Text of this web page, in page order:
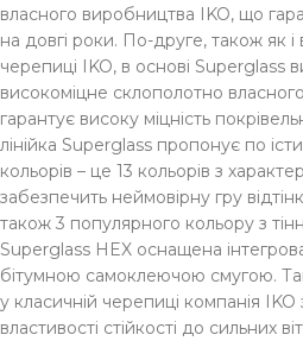
власного виробництва IKO, що
на довгі роки. По-друге, також як і
черепиці IKO, в основі Superglass
високоміцне склополотно
гарантує високу міцність
лінійка Superglass пропонує по
кольорів – це 13 кольорів з
забезпечить неймовірну гру
також 3 популярного кольору з
Superglass HEX оснащена
бітумною самоклеючою смугою.
у класичній черепиці компанія IKO
властивості стійкості до сильних